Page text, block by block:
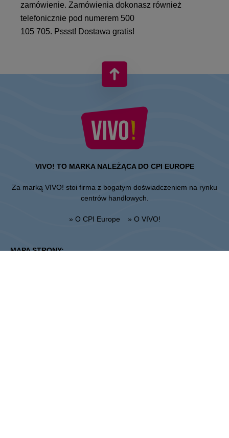
zamówienie. Zamówienia dokonasz również
telefonicznie pod numerem 500
105 705. Pssst! Dostawa gratis!
VIVO! TO MARKA NALEŻĄCA DO CPI EUROPE
Za marką VIVO! stoi firma z bogatym doświadczeniem na rynku
centrów handlowych.
» O CPI Europe » O VIVO!
MAPA STRONY: